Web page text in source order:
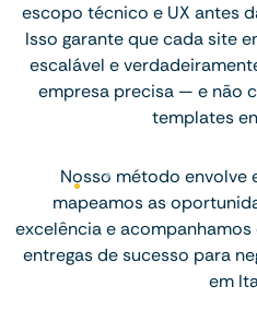
escopo técnico e UX antes
Isso garante que cada site
escalável e
empresa precisa — e não
templates
Nosso método envolve
mapeamos as
excelência e
entregas de sucesso para
em